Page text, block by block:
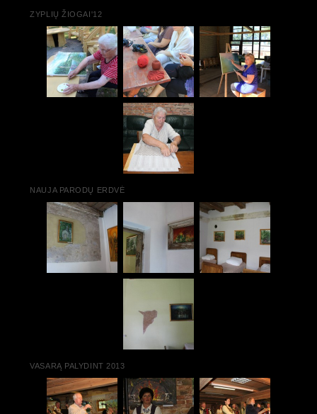
ZYPLIŲ ŽIOGAI'12
NAUJA PARODŲ ERDVĖ
VASARĄ PALYDINT 2013